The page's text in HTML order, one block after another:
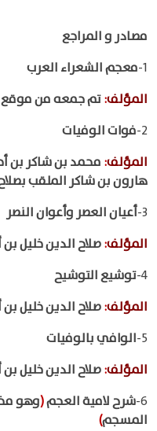
مصادر و المراجع
1- معجم الشعراء العرب
المؤلف:تم جمعه من
2- فوات الوفيات
المؤلف: محمد بن شاكر بن
هارون بن شاكر الملقب
3- أعيان العصر وأعوان النصر
المؤلف:صلاح الدين خليل
4- توشيع التوشيح
المؤلف:صلاح الدين خليل
5- الوافي بالوفيات
المؤلف:صلاح الدين خليل
6- شرح لامية العجم(وهو
المسجم)